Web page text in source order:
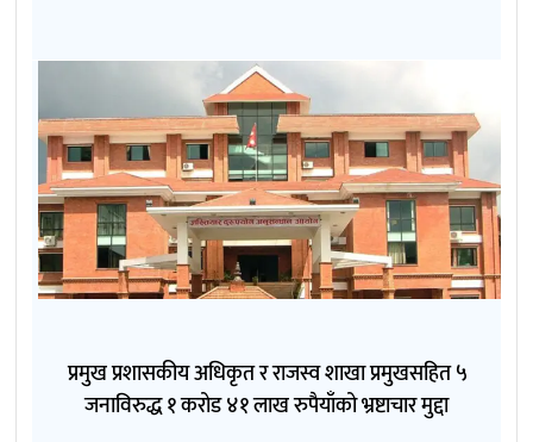
प्रमुख प्रशासकीय अधिकृत र राजस्व शाखा प्रमुखसहित ५
जनाविरुद्ध १ करोड ४१ लाख रुपैयाँको भ्रष्टाचार मुद्दा